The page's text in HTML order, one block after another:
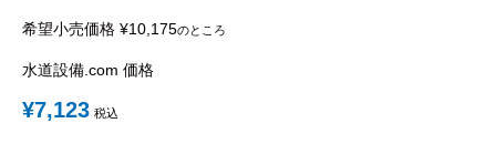
蛇口（水栓）の交換はこちら
トイレ（便器）の交換はこちら
ウォシュレットなどの交換はこちら
希望小売価格 ¥10,175のところ
水道設備.com 価格
¥7,123 税込